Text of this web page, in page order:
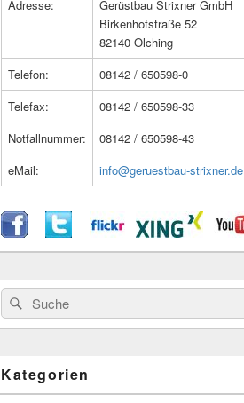
Adresse:
Gerüstbau Strixner GmbH
Birkenhofstraße 52
82140 Olching
Telefon:
08142 / 650598-0
Telefax:
08142 / 650598-33
Notfallnummer:
08142 / 650598-43
eMail:
info@geruestbau-strixner.de
Suche
nach:
Kategorien